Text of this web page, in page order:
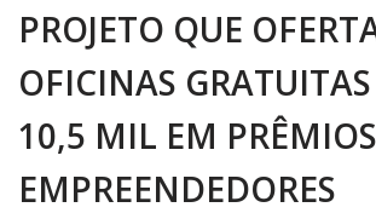
PROJETO QUE
OFICINAS
10,5 MIL EM
EMPREENDEDORES